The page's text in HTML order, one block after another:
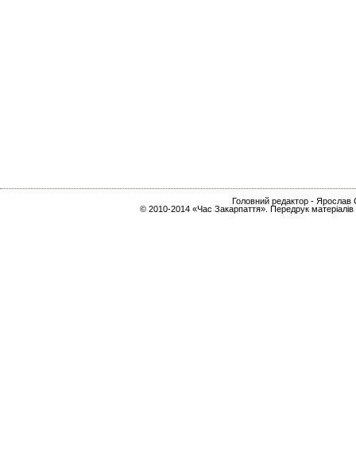
Головний редактор - Ярослав
© 2010-2014 «Час Закарпаття». Передрук